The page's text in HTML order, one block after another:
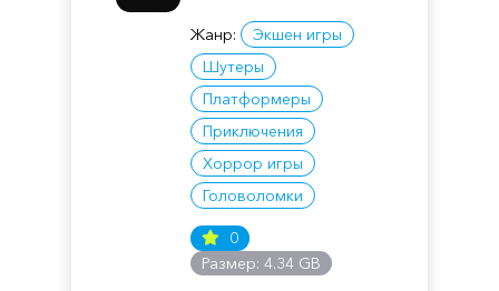
Жанр:
Экшен игры
Шутеры
Платформеры
Приключения
Хоррор игры
Головоломки
0
Размер: 4.34 GB